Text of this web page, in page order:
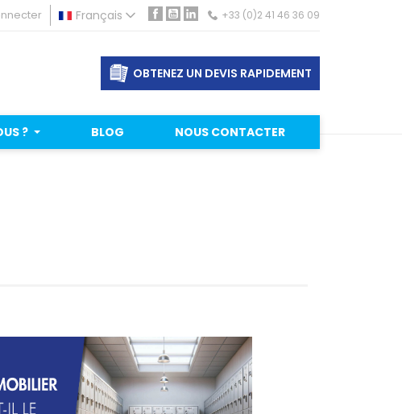
Français Facebook
YouTube
LinkedIn+33 (0)2 41 46 36 09
OBTENEZ UN DEVIS RAPIDEMENT
? BLOG NOUS CONTACTER